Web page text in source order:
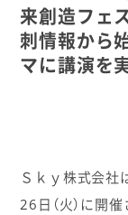
来創造フェ
刺情報から
マに講演を
Ｓｋｙ株式会社
26日（火）に開